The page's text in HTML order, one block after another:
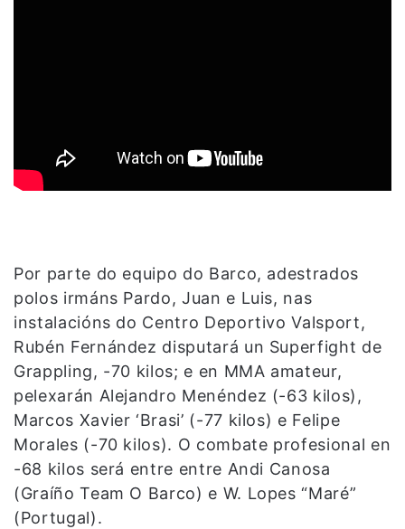
Por parte do equipo do Barco, adestrados
polos irmáns Pardo, Juan e Luis, nas
instalacións do Centro Deportivo Valsport,
Rubén Fernández disputará un Superfight de
Grappling, -70 kilos; e en MMA amateur,
pelexarán Alejandro Menéndez (-63 kilos),
Marcos Xavier ‘Brasi’ (-77 kilos) e Felipe
Morales (-70 kilos). O combate profesional en
-68 kilos será entre entre Andi Canosa
(Graíño Team O Barco) e W. Lopes “Maré”
(Portugal).